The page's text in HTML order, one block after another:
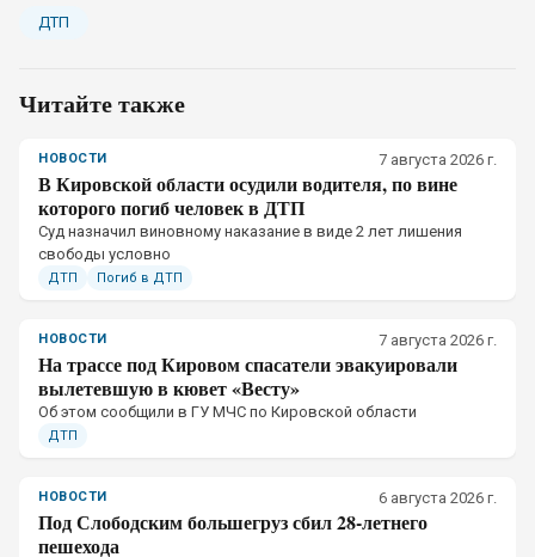
ДТП
Читайте также
НОВОСТИ 7 августа 2026 г.
В Кировской области осудили водителя, по вине
которого погиб человек в ДТП
Суд назначил виновному наказание в виде 2 лет лишения
свободы условно
ДТП Погиб в ДТП
НОВОСТИ 7 августа 2026 г.
На трассе под Кировом спасатели эвакуировали
вылетевшую в кювет «Весту»
Об этом сообщили в ГУ МЧС по Кировской области
ДТП
НОВОСТИ 6 августа 2026 г.
Под Слободским большегруз сбил 28-летнего
пешехода